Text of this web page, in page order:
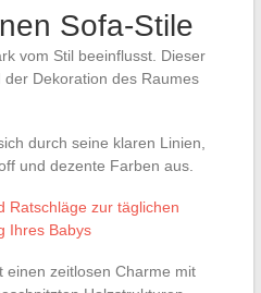
Sofa-Stile
vom Stil beeinflusst. Dieser
Dekoration des Raumes
durch seine klaren Linien,
und dezente Farben aus.
Ratschläge zur täglichen
Ihres Babys
einen zeitlosen Charme mit